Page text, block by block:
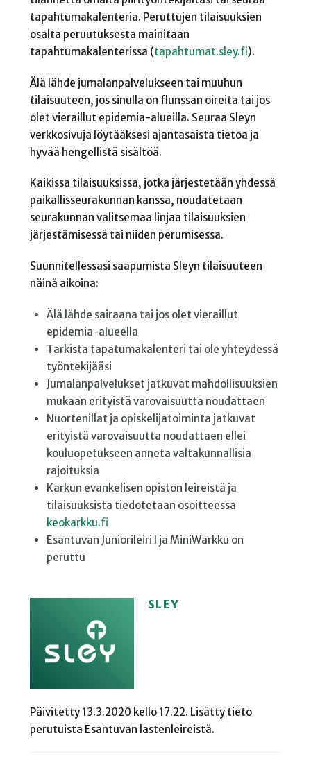
tapahtumakalenteria. Peruttujen tilaisuuksien
osalta peruutuksesta mainitaan
tapahtumakalenterissa (tapahtumat.sley.fi).
Älä lähde jumalanpalvelukseen tai muuhun
tilaisuuteen, jos sinulla on flunssan oireita tai jos
olet vieraillut epidemia-alueilla. Seuraa Sleyn
verkkosivuja löytääksesi ajantasaista tietoa ja
hyvää hengellistä sisältöä.
Kaikissa tilaisuuksissa, jotka järjestetään yhdessä
paikallisseurakunnan kanssa, noudatetaan
seurakunnan valitsemaa linjaa tilaisuuksien
järjestämisessä tai niiden perumisessa.
Suunnitellessasi saapumista Sleyn tilaisuuteen
näinä aikoina:
Älä lähde sairaana tai jos olet vieraillut
epidemia-alueella
Tarkista tapatumakalenteri tai ole yhteydessä
työntekijääsi
Jumalanpalvelukset jatkuvat mahdollisuuksien
mukaan erityistä varovaisuutta noudattaen
Nuortenillat ja opiskelijatoiminta jatkuvat
erityistä varovaisuutta noudattaen ellei
kouluopetukseen anneta valtakunnallisia
rajoituksia
Karkun evankelisen opiston leireistä ja
tilaisuuksista tiedotetaan osoitteessa
keokarkku.fi
Esantuvan Juniorileiri I ja MiniWarkku on
peruttu
SLEY
Päivitetty 13.3.2020 kello 17.22. Lisätty tieto
perutuista Esantuvan lastenleireistä.